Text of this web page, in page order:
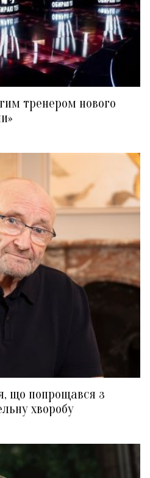
тренером нового
що попрощався з
хворобу